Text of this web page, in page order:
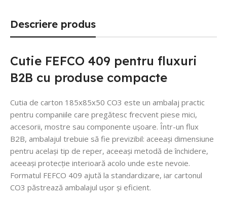
Descriere produs
Cutie FEFCO 409 pentru fluxuri
B2B cu produse compacte
Cutia de carton 185x85x50 CO3 este un ambalaj practic
pentru companiile care pregătesc frecvent piese mici,
accesorii, mostre sau componente ușoare. Într-un flux
B2B, ambalajul trebuie să fie previzibil: aceeași dimensiune
pentru același tip de reper, aceeași metodă de închidere,
aceeași protecție interioară acolo unde este nevoie.
Formatul FEFCO 409 ajută la standardizare, iar cartonul
CO3 păstrează ambalajul ușor și eficient.